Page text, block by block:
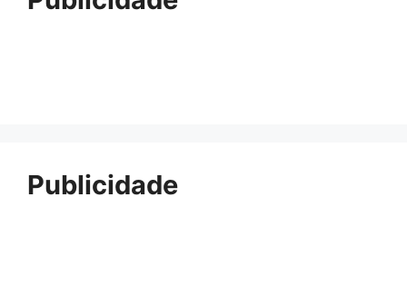
Publicidade